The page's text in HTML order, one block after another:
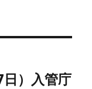
）入管庁